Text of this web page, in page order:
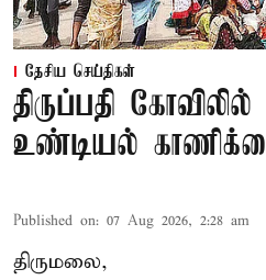
தேசிய செய்திகள்
திருப்பதி
உண்டியல்
Published on: 07 Aug 2026, 2:28 am
திருமலை,